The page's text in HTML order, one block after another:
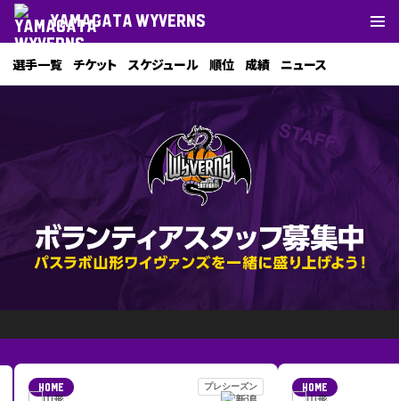
YAMAGATA WYVERNS
選手一覧 チケット スケジュール 順位 成績 ニュース
HOME プレシーズン HOME